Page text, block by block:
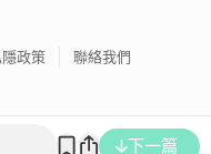
下一篇
政策 聯絡我們